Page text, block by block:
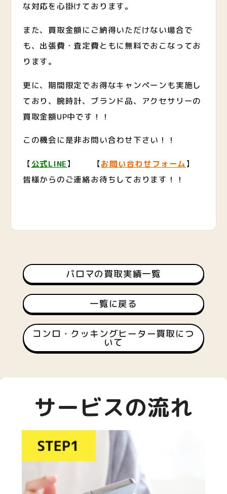
な対応を心掛けております。
また、買取金額にご納得いただけない場合で
も、出張費・査定費ともに無料でおこなってお
ります。
更に、期間限定でお得なキャンペーンも実施し
ており、腕時計、ブランド品、アクセサリーの
買取金額UP中です！！
この機会に是非お問い合わせ下さい！！
【公式LINE】 【お問い合わせフォーム】
皆様からのご連絡お待ちしております！！
パロマの買取実績一覧
一覧に戻る
コンロ・クッキングヒーター買取につ
いて
サービスの流れ